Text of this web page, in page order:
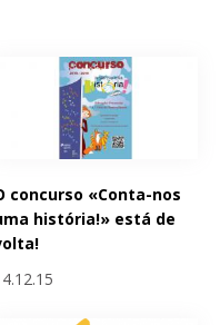
concurso «Conta-nos
história!» está de